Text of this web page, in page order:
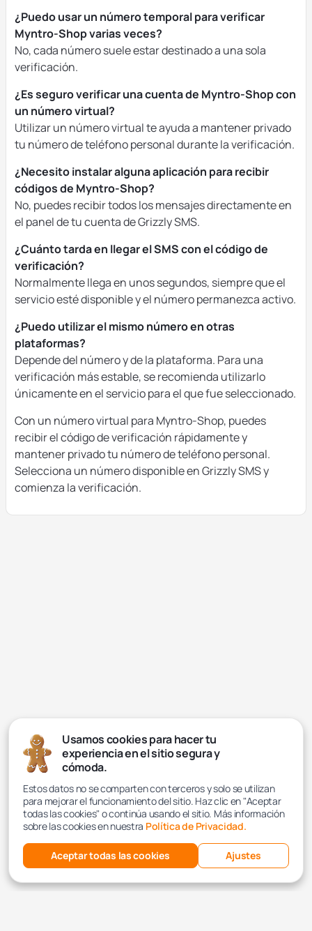
¿Puedo usar un número temporal para verificar
Myntro-Shop varias veces?
No, cada número suele estar destinado a una sola
verificación.
¿Es seguro verificar una cuenta de Myntro-Shop con
un número virtual?
Utilizar un número virtual te ayuda a mantener privado
tu número de teléfono personal durante la verificación.
¿Necesito instalar alguna aplicación para recibir
códigos de Myntro-Shop?
No, puedes recibir todos los mensajes directamente en
el panel de tu cuenta de Grizzly SMS.
¿Cuánto tarda en llegar el SMS con el código de
verificación?
Normalmente llega en unos segundos, siempre que el
servicio esté disponible y el número permanezca activo.
¿Puedo utilizar el mismo número en otras
plataformas?
Depende del número y de la plataforma. Para una
verificación más estable, se recomienda utilizarlo
únicamente en el servicio para el que fue seleccionado.
Con un número virtual para Myntro-Shop, puedes
recibir el código de verificación rápidamente y
mantener privado tu número de teléfono personal.
Selecciona un número disponible en Grizzly SMS y
comienza la verificación.
Usamos cookies para hacer tu
experiencia en el sitio segura y
cómoda.
Estos datos no se comparten con terceros y solo se utilizan
para mejorar el funcionamiento del sitio. Haz clic en "Aceptar
todas las cookies" o continúa usando el sitio. Más información
sobre las cookies en nuestra Política de Privacidad.
Aceptar todas las cookies Ajustes